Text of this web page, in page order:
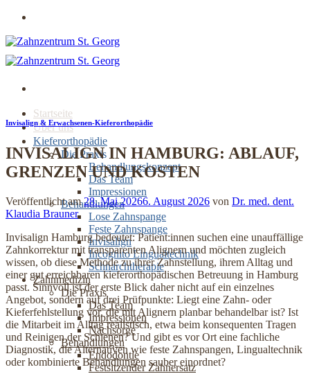
Zum
springen
Startseite
Über uns
Kieferorthopädie
Die Praxis
Behandlungskonzept
Das Team
Impressionen
Behandlungen
Lose Zahnspange
Feste Zahnspange
Invisalign
Incognito Lingualtechnik
Schnarchtherapie
Zahnmedizin
Die Praxis
Das Team
Impressionen
Nachsorge
Behandlungen
Endodontie
Festsitzender Zahnersatz
Invisalign & Erwachsenen-Kieferorthopädie
INVISALIGN IN HAMBURG: ABLAUF,
GRENZEN UND KOSTEN
Veröffentlicht am28. Mai 20266. August 2026 von Dr. med. dent.
Klaudia Brauner
Invisalign Hamburg bedeutet: Patient:innen suchen eine unauffällige
Zahnkorrektur mit transparenten Alignern und möchten zugleich
wissen, ob diese Methode zu ihrer Zahnstellung, ihrem Alltag und
einer gut erreichbaren kieferorthopädischen Betreuung in Hamburg
passt. Sinnvoll ist der erste Blick daher nicht auf ein einzelnes
Angebot, sondern auf drei Prüfpunkte: Liegt eine Zahn- oder
Kieferfehlstellung vor, die mit Alignern planbar behandelbar ist? Ist
die Mitarbeit im Alltag realistisch, etwa beim konsequenten Tragen
und Reinigen der Schienen? Und gibt es vor Ort eine fachliche
Diagnostik, die Alternativen wie feste Zahnspangen, Lingualtechnik
oder kombinierte Behandlungen sauber einordnet?